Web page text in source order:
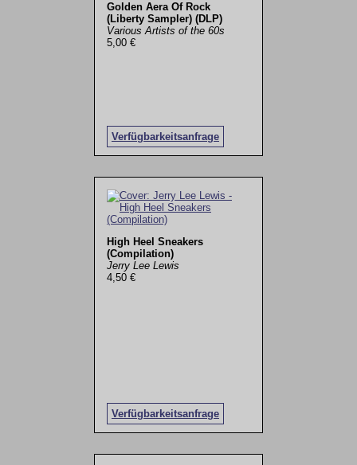
Golden Aera Of Rock
(Liberty Sampler) (DLP)
Various Artists of the 60s
5,00 €
Verfügbarkeitsanfrage
High Heel Sneakers
(Compilation)
Jerry Lee Lewis
4,50 €
Verfügbarkeitsanfrage